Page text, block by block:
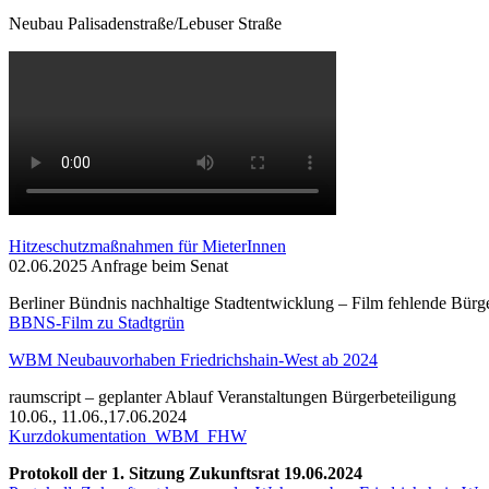
Neubau Palisadenstraße/Lebuser Straße
Hitzeschutzmaßnahmen für MieterInnen
02.06.2025 Anfrage beim Senat
Berliner Bündnis nachhaltige Stadtentwicklung – Film fehlende
BBNS-Film zu Stadtgrün
WBM Neubauvorhaben Friedrichshain-West ab 2024
raumscript – geplanter Ablauf Veranstaltungen Bürgerbeteiligung
10.06., 11.06.,17.06.2024
Kurzdokumentation_WBM_FHW
Protokoll der 1. Sitzung Zukunftsrat 19.06.2024